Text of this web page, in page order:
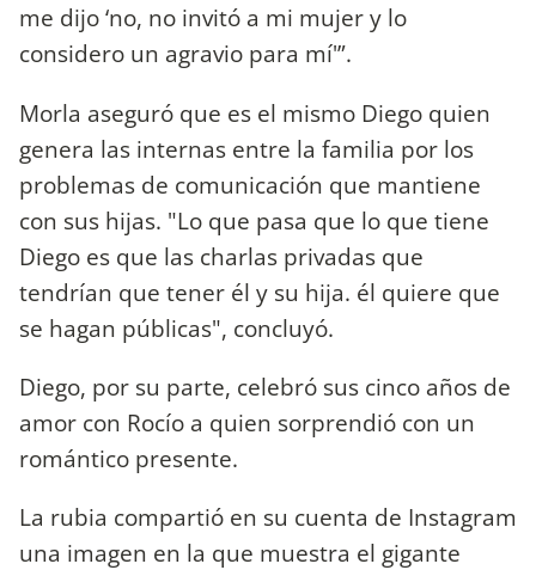
me dijo ‘no, no invitó a mi mujer y lo
considero un agravio para mí'”.
Morla aseguró que es el mismo Diego quien
genera las internas entre la familia por los
problemas de comunicación que mantiene
con sus hijas. "Lo que pasa que lo que tiene
Diego es que las charlas privadas que
tendrían que tener él y su hija. él quiere que
se hagan públicas", concluyó.
Diego, por su parte, celebró sus cinco años de
amor con Rocío a quien sorprendió con un
romántico presente.
La rubia compartió en su cuenta de Instagram
una imagen en la que muestra el gigante